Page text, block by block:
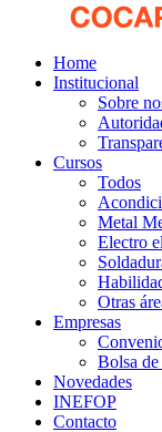
Home
Institucional
Sobre
Cursos
Todos
Metal
Electro
Otras
Empresas
Bolsa
Novedades
INEFOP
Contacto